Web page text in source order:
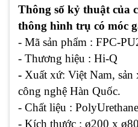
Thông số kỷ thuật của
thông hình trụ có móc
- Mã sản phẩm : FPC-
- Thương hiệu : Hi-Q
- Xuất xứ: Việt Nam, sản
công nghệ Hàn Quốc.
- Chất liệu :
- Kích thước : ø200 x